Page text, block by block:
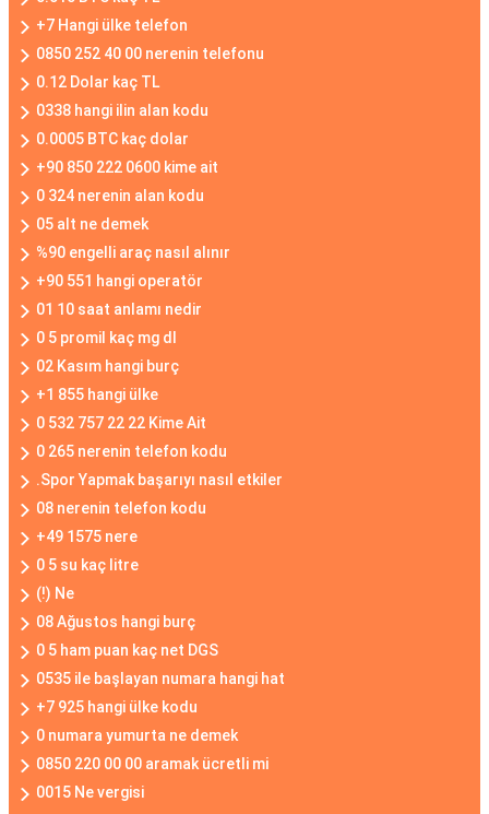
+7 Hangi ülke telefon
0850 252 40 00 nerenin telefonu
0.12 Dolar kaç TL
0338 hangi ilin alan kodu
0.0005 BTC kaç dolar
+90 850 222 0600 kime ait
0 324 nerenin alan kodu
05 alt ne demek
%90 engelli araç nasıl alınır
+90 551 hangi operatör
01 10 saat anlamı nedir
0 5 promil kaç mg dl
02 Kasım hangi burç
+1 855 hangi ülke
0 532 757 22 22 Kime Ait
0 265 nerenin telefon kodu
.Spor Yapmak başarıyı nasıl etkiler
08 nerenin telefon kodu
+49 1575 nere
0 5 su kaç litre
(!) Ne
08 Ağustos hangi burç
0 5 ham puan kaç net DGS
0535 ile başlayan numara hangi hat
+7 925 hangi ülke kodu
0 numara yumurta ne demek
0850 220 00 00 aramak ücretli mi
0015 Ne vergisi